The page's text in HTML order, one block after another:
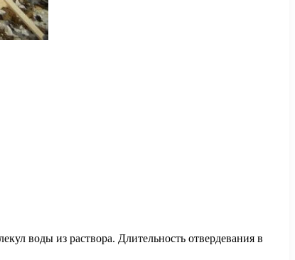
воды из раствора. Длительность отвердевания в